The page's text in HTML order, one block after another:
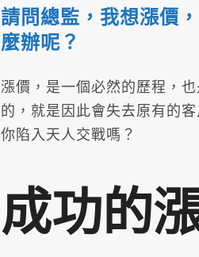
請問總監，我想漲價
麼辦呢？
漲價，是一個必然的歷程，
的，就是因此會失去原有的
你陷入天人交戰嗎？
成功的